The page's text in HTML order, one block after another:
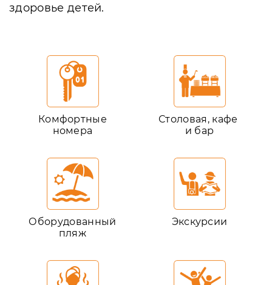
здоровье детей.
Комфортные
номера
Столовая, кафе
и бар
Оборудованный
пляж
Экскурсии